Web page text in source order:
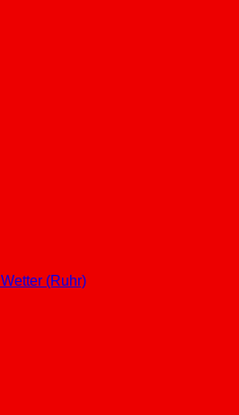
Wetter (Ruhr)